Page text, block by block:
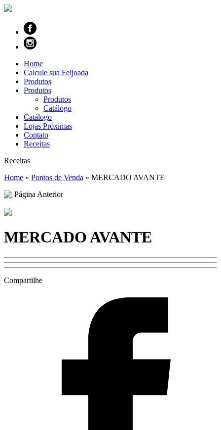
Home
Calcule sua Feijoada
Produtos
Produtos
Produtos
Catálogo
Catálogo
Lojas Próximas
Contato
Receitas
Receitas
Home » Pontos de Venda » MERCADO AVANTE
Página Anterior
MERCADO AVANTE
Compartilhe